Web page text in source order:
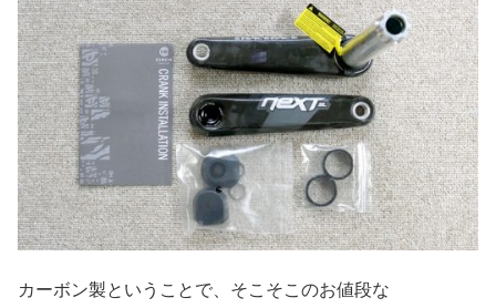
カーボン製ということで、そこそこのお値段な